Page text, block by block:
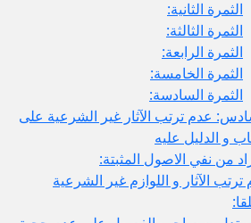
الثمرة الثانية:
الثمرة الثالثة:
الثمرة الرابعة:
الثمرة الخامسة:
الثمرة السادسة:
عدم ترتب الآثار غير الشرعية على
و الدليل عليه
من نفي الاصول المثبتة:
الآثار و اللوازم غير الشرعية